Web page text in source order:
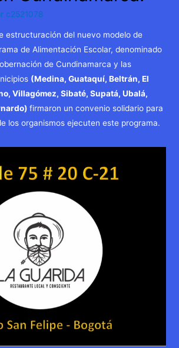
c2521078
estructuración del nuevo modelo de
de Alimentación Escolar, denominado
de Cundinamarca y las
(Medina, Guataquí, Beltrán, El
Villagómez, Sibaté, Supatá, Ubalá,
firmaron un convenio solidario para
los organismos ejecuten este programa.